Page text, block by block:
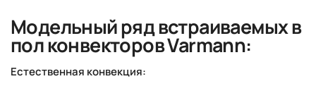
Модельный ряд встраиваемых в
пол конвекторов Varmann:
Естественная конвекция: